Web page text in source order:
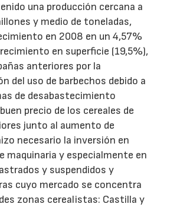
una producción cercana a
y medio de toneladas,
en 2008 en un 4,57%
en superficie (19,5%),
anteriores por la
del uso de barbechos debido a
de desabastecimiento
precio de los cereales de
junto al aumento de
necesario la inversión en
maquinaria y especialmente en
y suspendidos y
cuyo mercado se concentra
zonas cerealistas: Castilla y